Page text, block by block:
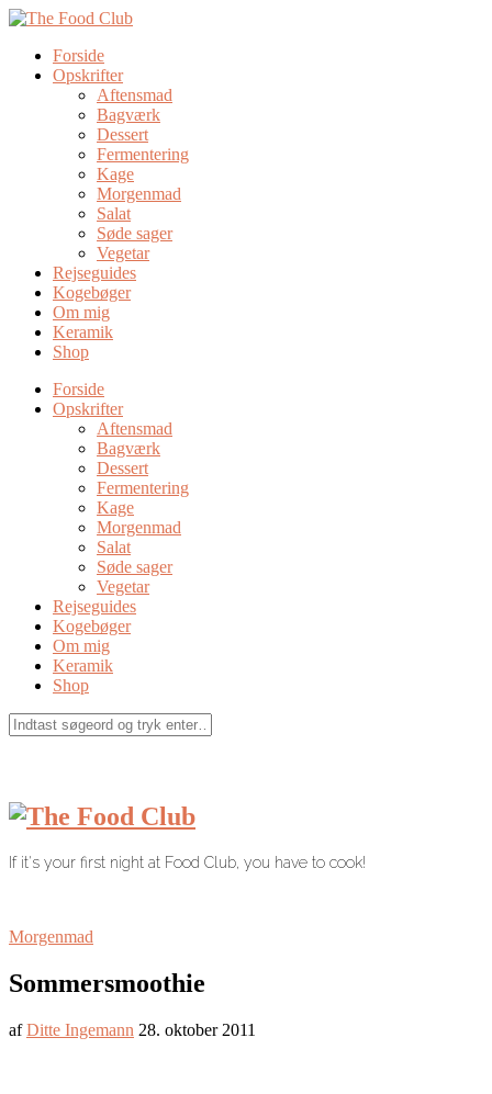
Forside
Opskrifter
Aftensmad
Bagværk
Dessert
Fermentering
Kage
Morgenmad
Salat
Søde sager
Vegetar
Rejseguides
Kogebøger
Om mig
Keramik
Shop
Forside
Opskrifter
Aftensmad
Bagværk
Dessert
Fermentering
Kage
Morgenmad
Salat
Søde sager
Vegetar
Rejseguides
Kogebøger
Om mig
Keramik
Shop
If it's your first night at Food Club, you have to cook!
Morgenmad
Sommersmoothie
afDitte Ingemann 28. oktober 2011